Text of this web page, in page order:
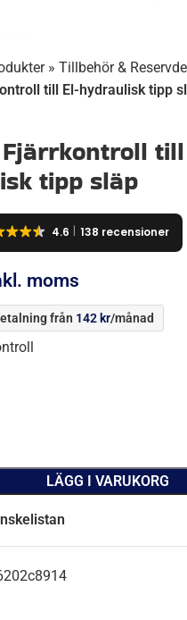
» Tillbehör &
till El-hydraulisk tipp
tipp släp
4.6 138 recensioner
moms
från 142 kr/månad
LÄGG I VARUKORG